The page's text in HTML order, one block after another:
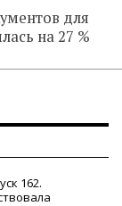
для
на 27 %
162.